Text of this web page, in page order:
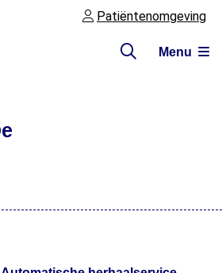
Patiëntenomgeving
Menu